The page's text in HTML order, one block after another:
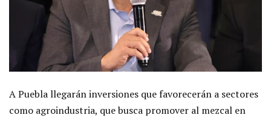
A Puebla llegarán inversiones que favorecerán a sectores
como agroindustria, que busca promover al mezcal en